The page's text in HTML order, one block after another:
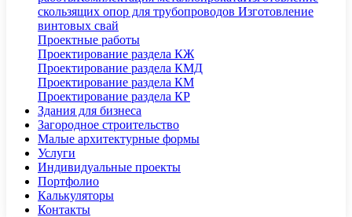
скользящих опор для трубопроводов Изготовление
винтовых свай
Проектные работы
Проектирование раздела КЖ
Проектирование раздела КМД
Проектирование раздела КМ
Проектирование раздела КР
Здания для бизнеса
Загородное строительство
Малые архитектурные формы
Услуги
Индивидуальные проекты
Портфолио
Калькуляторы
Контакты